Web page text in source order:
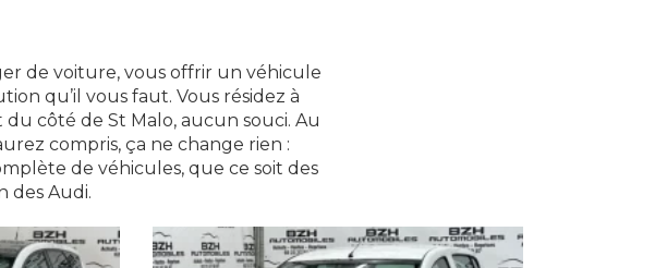
de voiture, vous offrir un véhicule
qu’il vous faut. Vous résidez à
côté de St Malo, aucun souci. Au
compris, ça ne change rien :
de véhicules, que ce soit des
des Audi.